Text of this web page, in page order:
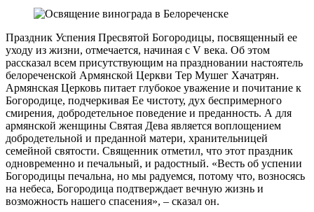
Праздник Успения Пресвятой Богородицы, посвященный ее
уходу из жизни, отмечается, начиная с V века. Об этом
рассказал всем присутствующим на праздновании настоятель
белореченской Армянской Церкви Тер Мушег Хачатрян.
Армянская Церковь питает глубокое уважение и почитание к
Богородице, подчеркивая Ее чистоту, дух беспримерного
смирения, добродетельное поведение и преданность. А для
армянской женщины Святая Дева является воплощением
добродетельной и преданной матери, хранительницей
семейной святости. Священник отметил, что этот праздник
одновременно и печальный, и радостный. «Весть об успении
Богородицы печальна, но мы радуемся, потому что, возносясь
на небеса, Богородица подтверждает вечную жизнь и
возможность нашего спасения», – сказал он.